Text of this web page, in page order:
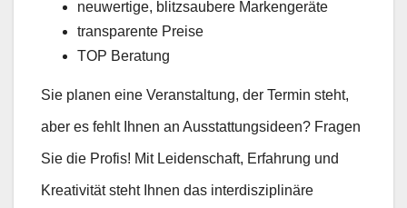
neuwertige, blitzsaubere Markengeräte
transparente Preise
TOP Beratung
Sie planen eine Veranstaltung, der Termin steht,
aber es fehlt Ihnen an Ausstattungsideen? Fragen
Sie die Profis! Mit Leidenschaft, Erfahrung und
Kreativität steht Ihnen das interdisziplinäre